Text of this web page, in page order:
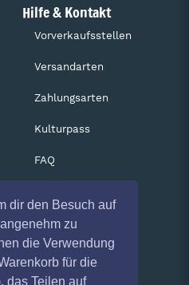
dir den Besuch auf
zu
die Verwendung
für die
das Teilen auf
Hilfe & Kontakt
Vorverkaufsstellen
Versandarten
Zahlungsarten
Kulturpass
FAQ
Services
Gutscheine
Geschäftskunden